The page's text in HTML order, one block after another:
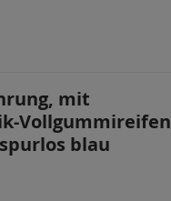
mit
Vollgummireifen
blau